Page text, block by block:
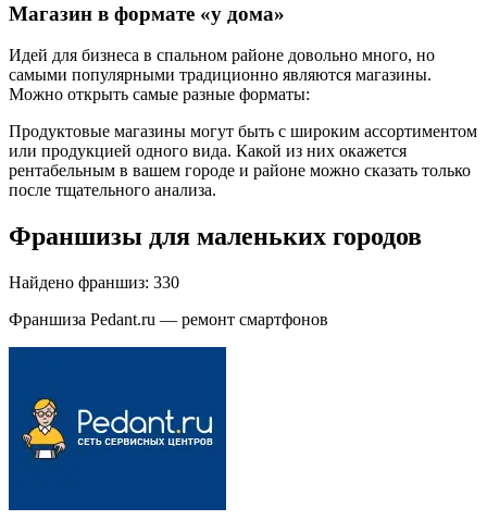
Магазин в формате «у дома»
Идей для бизнеса в спальном районе довольно много, но
самыми популярными традиционно являются магазины.
Можно открыть самые разные форматы:
Продуктовые магазины могут быть с широким ассортиментом
или продукцией одного вида. Какой из них окажется
рентабельным в вашем городе и районе можно сказать только
после тщательного анализа.
Франшизы для маленьких городов
Найдено франшиз: 330
Франшиза Pedant.ru — ремонт смартфонов